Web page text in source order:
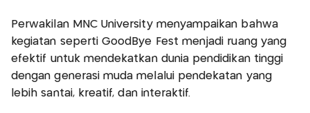
Perwakilan MNC University menyampaikan bahwa
kegiatan seperti GoodBye Fest menjadi ruang yang
efektif untuk mendekatkan dunia pendidikan tinggi
dengan generasi muda melalui pendekatan yang
lebih santai, kreatif, dan interaktif.